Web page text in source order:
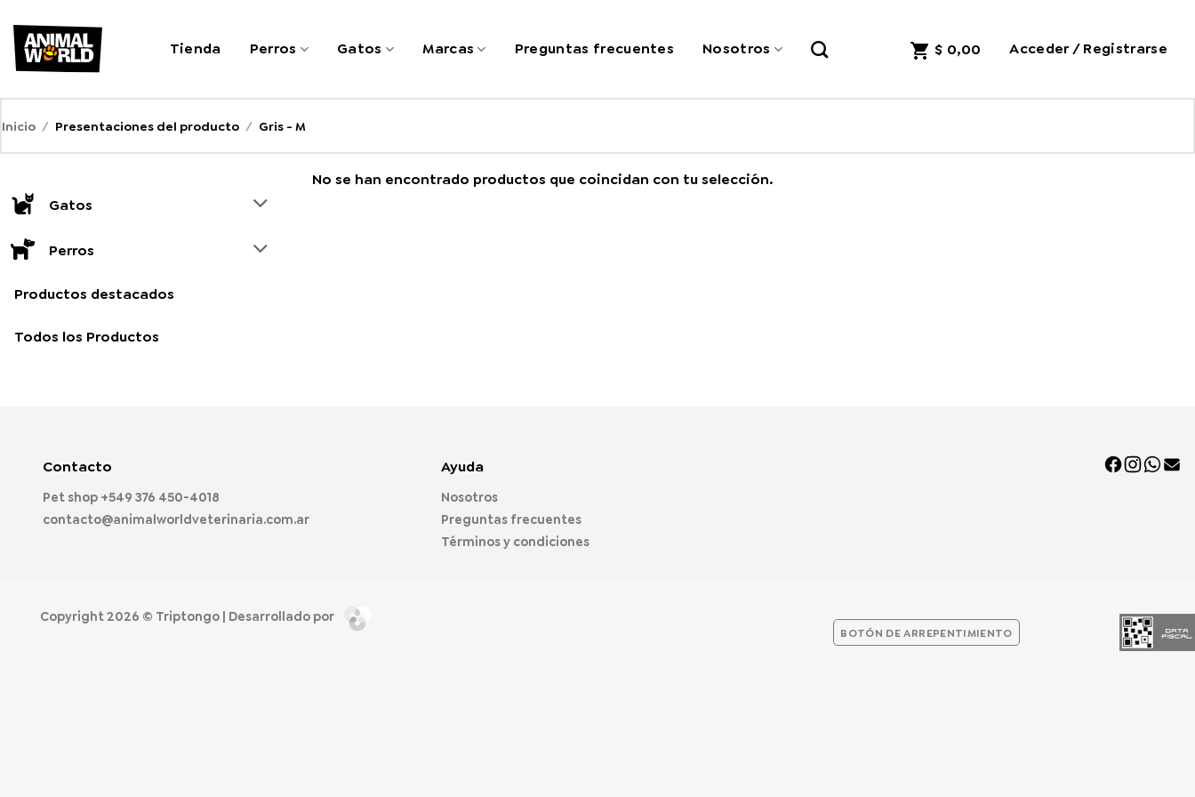
contenido
Tienda Perros Gatos Marcas Preguntas frecuentes Nosotros $ 0,00 Acceder / Registrarse
Inicio / Presentaciones del producto / Gris - M
Gatos
Perros
Productos destacados
Todos los Productos
No se han encontrado productos que coincidan con tu selección.
Contacto
Pet shop +549 376 450-4018
contacto@animalworldveterinaria.com.ar
Ayuda
Nosotros
Preguntas frecuentes
Términos y condiciones
BOTÓN DE ARREPENTIMIENTO
Copyright 2026 © Triptongo | Desarrollado por